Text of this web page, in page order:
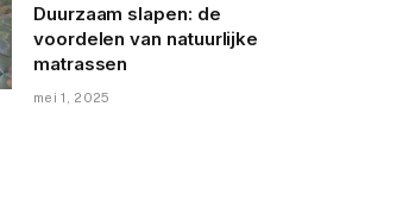
Duurzaam slapen: de
voordelen van natuurlijke
matrassen
mei 1, 2025